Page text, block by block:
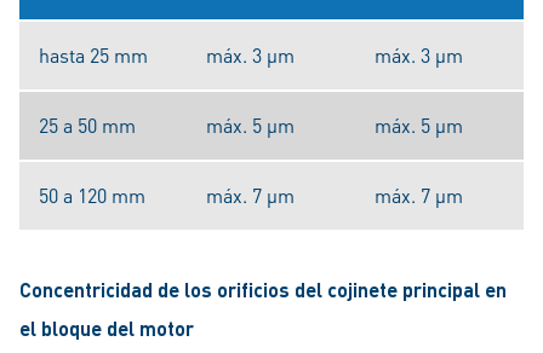
hasta 25 mm máx. 3 μm máx. 3 μm
25 a 50 mm máx. 5 μm máx. 5 μm
50 a 120 mm máx. 7 μm máx. 7 μm
Concentricidad de los orificios del cojinete principal en
el bloque del motor